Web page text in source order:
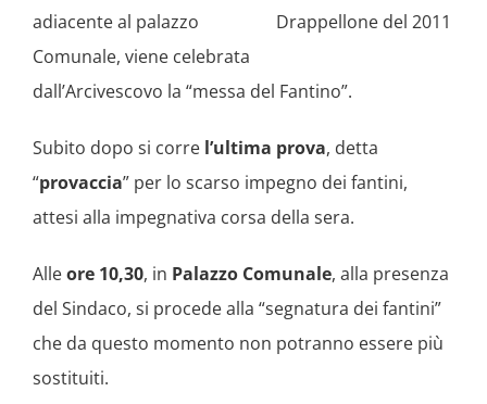
Drappellone del 2011
adiacente al palazzo
Comunale, viene celebrata
dall’Arcivescovo la “messa del Fantino”.
Subito dopo si corre l’ultima prova, detta
“provaccia” per lo scarso impegno dei fantini,
attesi alla impegnativa corsa della sera.
Alleore 10,30, in Palazzo Comunale, alla presenza
del Sindaco, si procede alla “segnatura dei fantini”
che da questo momento non potranno essere più
sostituiti.